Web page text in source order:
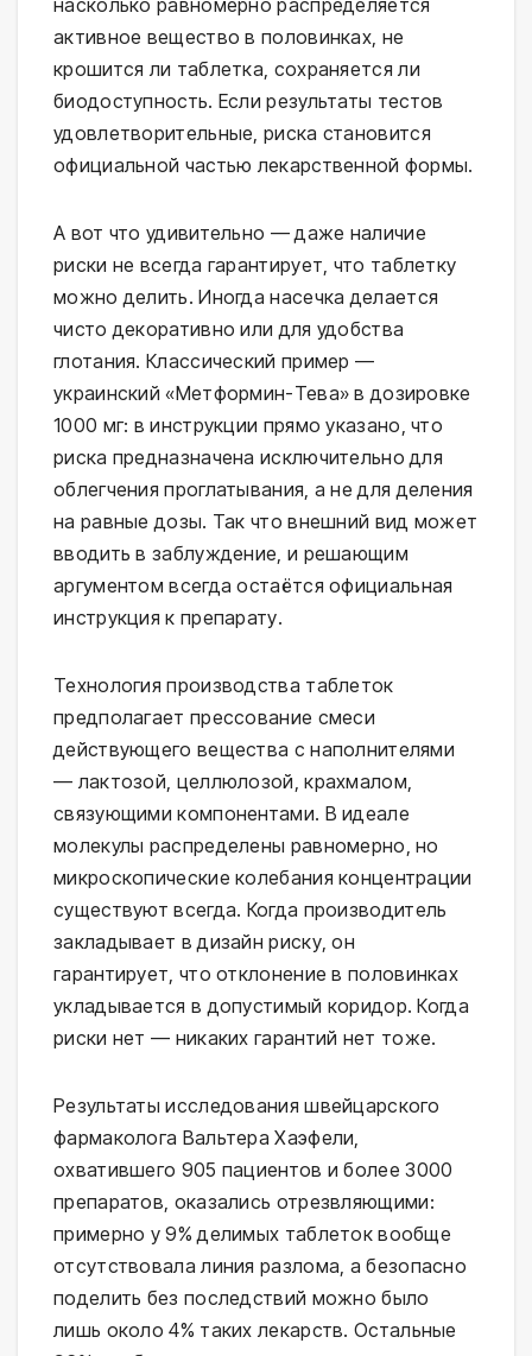
активное вещество в половинках, не
крошится ли таблетка, сохраняется ли
биодоступность. Если результаты тестов
удовлетворительные, риска становится
официальной частью лекарственной формы.
А вот что удивительно — даже наличие
риски не всегда гарантирует, что таблетку
можно делить. Иногда насечка делается
чисто декоративно или для удобства
глотания. Классический пример —
украинский «Метформин-Тева» в дозировке
1000 мг: в инструкции прямо указано, что
риска предназначена исключительно для
облегчения проглатывания, а не для деления
на равные дозы. Так что внешний вид может
вводить в заблуждение, и решающим
аргументом всегда остаётся официальная
инструкция к препарату.
Технология производства таблеток
предполагает прессование смеси
действующего вещества с наполнителями
— лактозой, целлюлозой, крахмалом,
связующими компонентами. В идеале
молекулы распределены равномерно, но
микроскопические колебания концентрации
существуют всегда. Когда производитель
закладывает в дизайн риску, он
гарантирует, что отклонение в половинках
укладывается в допустимый коридор. Когда
риски нет — никаких гарантий нет тоже.
Результаты исследования швейцарского
фармаколога Вальтера Хаэфели,
охватившего 905 пациентов и более 3000
препаратов, оказались отрезвляющими:
примерно у 9% делимых таблеток вообще
отсутствовала линия разлома, а безопасно
поделить без последствий можно было
лишь около 4% таких лекарств. Остальные